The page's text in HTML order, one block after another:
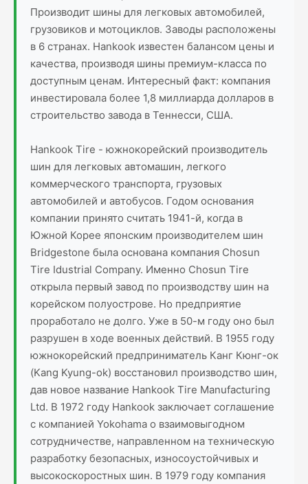
Производит шины для легковых автомобилей,
грузовиков и мотоциклов. Заводы расположены
в 6 странах. Hankook известен балансом цены и
качества, производя шины премиум-класса по
доступным ценам. Интересный факт: компания
инвестировала более 1,8 миллиарда долларов в
строительство завода в Теннесси, США.
Hankook Tire - южнокорейский производитель
шин для легковых автомашин, легкого
коммерческого транспорта, грузовых
автомобилей и автобусов. Годом основания
компании принято считать 1941-й, когда в
Южной Корее японским производителем шин
Bridgestone была основана компания Chosun
Tire Idustrial Company. Именно Chosun Tire
открыла первый завод по производству шин на
корейском полуострове. Но предприятие
проработало не долго. Уже в 50-м году оно был
разрушен в ходе военных действий. В 1955 году
южнокорейский предприниматель Канг Кюнг-ок
(Kang Kyung-ok) восстановил производство шин,
дав новое название Hankook Tire Manufacturing
Ltd. В 1972 году Hankook заключает соглашение
с компанией Yokohama о взаимовыгодном
сотрудничестве, направленном на техническую
разработку безопасных, износоустойчивых и
высокоскоростных шин. В 1979 году компания